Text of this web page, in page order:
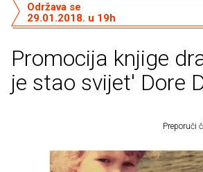
Promocija knjige
je stao svijet' Dore
Održava se
29.01.2018. u 19h
Preporuči